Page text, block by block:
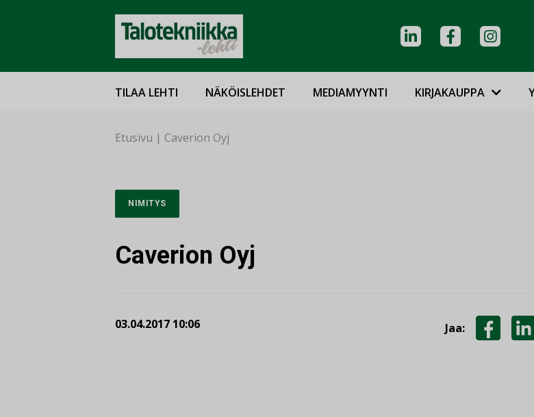
TILAA LEHTI NÄKÖISLEHDET MEDIAMYYNTI KIRJAKAUPPA
Etusivu | Caverion Oyj
NIMITYS
Caverion Oyj
03.04.2017 10:06 Jaa: